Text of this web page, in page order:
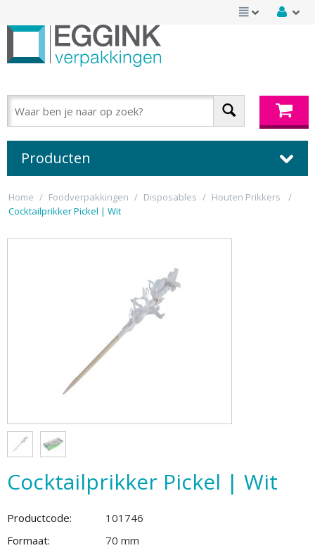
Producten
Home / Foodverpakkingen / Disposables / Houten Prikkers
/
Cocktailprikker Pickel | Wit
Cocktailprikker Pickel | Wit
Productcode:
101746
Formaat:
70 mm